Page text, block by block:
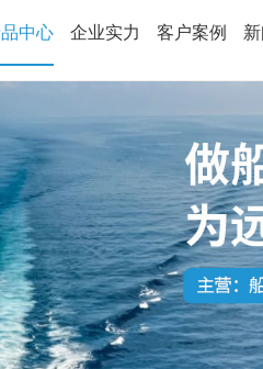
中心 企业实力 客户案例